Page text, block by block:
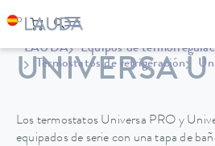
LAUDA Equipos de
Termostatos de refrigeración
UNIVERSA U
Los termostatos Universa PRO y
equipados de serie con una tapa de